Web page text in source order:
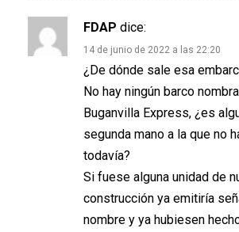
FDAP dice:
14 de junio de 2022 a las 22:20
¿De dónde sale esa
No hay ningún barco
Buganvilla Express, ¿es
segunda mano a la que no
todavía?
Si fuese alguna unidad de
construcción ya emitiría
nombre y ya hubiesen